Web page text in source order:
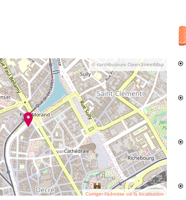
© contributeurs OpenStreetMap
Corriger l’adresse ou la localisation